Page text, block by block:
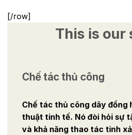
[/row]
This is our
Chế tác thủ công
Chế tác thủ công dây đồng
thuật tinh tế. Nó đòi hỏi sự
và khả năng thao tác tinh